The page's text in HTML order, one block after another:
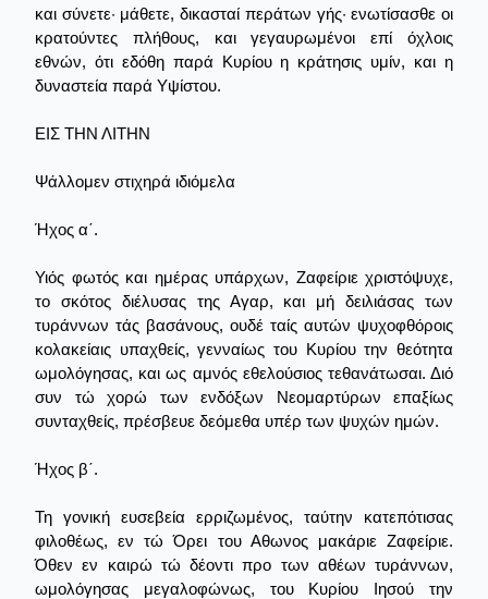
και σύνετε· μάθετε, δικασταί περάτων γής· ενωτίσασθε οι
κρατούντες πλήθους, και γεγαυρωμένοι επί όχλοις
εθνών, ότι εδόθη παρά Κυρίου η κράτησις υμίν, και η
δυναστεία παρά Υψίστου.
ΕΙΣ ΤΗΝ ΛΙΤΗΝ
Ψάλλομεν στιχηρά ιδιόμελα
Ήχος α΄.
Υιός φωτός και ημέρας υπάρχων, Ζαφείριε χριστόψυχε,
το σκότος διέλυσας της Αγαρ, και μή δειλιάσας των
τυράννων τάς βασάνους, ουδέ ταίς αυτών ψυχοφθόροις
κολακείαις υπαχθείς, γενναίως του Κυρίου την θεότητα
ωμολόγησας, και ως αμνός εθελούσιος τεθανάτωσαι. Διό
συν τώ χορώ των ενδόξων Νεομαρτύρων επαξίως
συνταχθείς, πρέσβευε δεόμεθα υπέρ των ψυχών ημών.
Ήχος β΄.
Τη γονική ευσεβεία ερριζωμένος, ταύτην κατεπότισας
φιλοθέως, εν τώ Όρει του Αθωνος μακάριε Ζαφείριε.
Όθεν εν καιρώ τώ δέοντι προ των αθέων τυράννων,
ωμολόγησας μεγαλοφώνως, του Κυρίου Ιησού την